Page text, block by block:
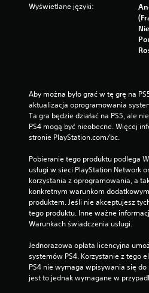
Wyświetlane języki:
Aby można było grać w tę grę na
aktualizacja oprogramowania
Ta gra będzie działać na PS5, ale
PS4 mogą być nieobecne. Więcej
stronie PlayStation.com/bc.
Pobieranie tego produktu podlega
usługi w sieci PlayStation Network
korzystania z oprogramowania, a
konkretnym warunkom
produktem. Jeśli nie akceptujesz
tego produktu. Inne ważne
Warunkach świadczenia usługi.
Jednorazowa opłata licencyjna
systemów PS4. Korzystanie z tego
PS4 nie wymaga wpisywania się
jest to jednak wymagane w